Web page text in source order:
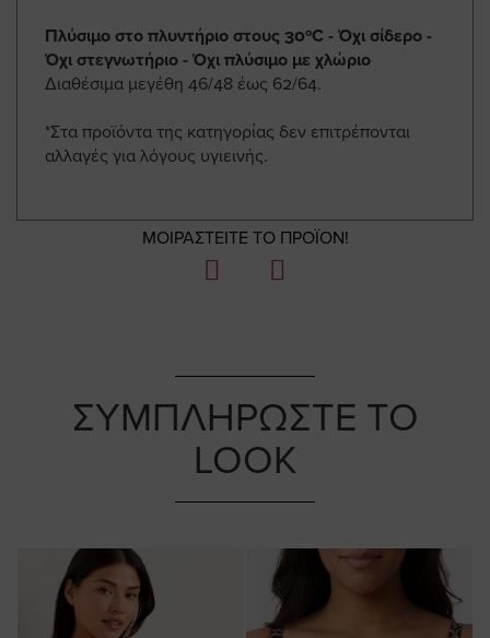
Πλύσιμο στο πλυντήριο στους 30ºC - Όχι σίδερο -
Όχι στεγνωτήριο - Όχι πλύσιμο με χλώριο
Διαθέσιμα μεγέθη 46/48 έως 62/64.
*Στα προϊόντα της κατηγορίας δεν επιτρέπονται
αλλαγές για λόγους υγιεινής.
ΜΟΙΡΑΣΤΕΙΤΕ ΤΟ ΠΡΟΪΟΝ!
ΣΥΜΠΛΗΡΩΣΤΕ ΤΟ
LOOK